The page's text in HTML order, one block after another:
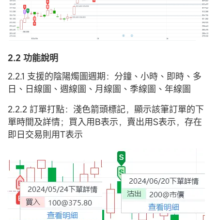
2.2 功能說明
2.2.1 支援的陰陽燭圖週期：分鐘、小時、即時、多
日、日線圖、週線圖、月線圖、季線圖、年線圖
2.2.2 訂單打點：淺色箭頭標記，顯示該筆訂單的下
單時間及詳情；買入用B表示，賣出用S表示，存在
即日交易則用T表示